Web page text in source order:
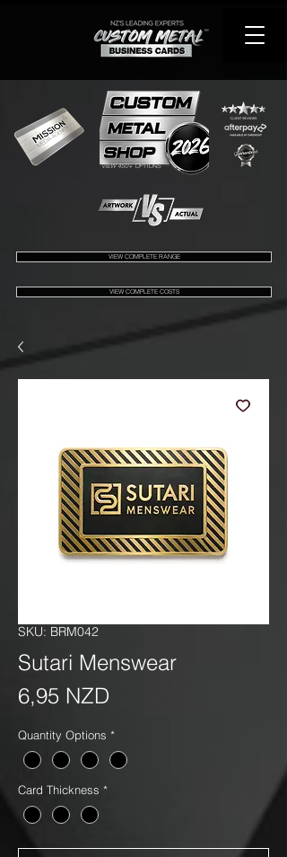
VIEW 450+ OPTIONS
VIEW COMPLETE RANGE
VIEW COMPLETE COSTS
SKU: BRM042
Sutari Menswear
6,95 NZD
Quantity Options *
Card Thickness *